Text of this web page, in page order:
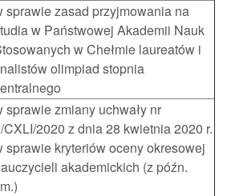
sprawie zasad przyjmowania na
w Państwowej Akademii Nauk
w Chełmie laureatów i
olimpiad stopnia
sprawie zmiany uchwały nr
CXLI/2020 z dnia 28 kwietnia 2020 r.
sprawie kryteriów oceny okresowej
akademickich (z późn.